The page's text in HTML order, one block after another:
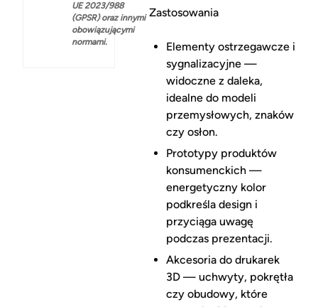
UE 2023/988
(GPSR) oraz innymi
obowiązującymi
normami.
Zastosowania
Elementy ostrzegawcze i
sygnalizacyjne —
widoczne z daleka,
idealne do modeli
przemysłowych, znaków
czy osłon.
Prototypy produktów
konsumenckich —
energetyczny kolor
podkreśla design i
przyciąga uwagę
podczas prezentacji.
Akcesoria do drukarek
3D — uchwyty, pokrętła
czy obudowy, które